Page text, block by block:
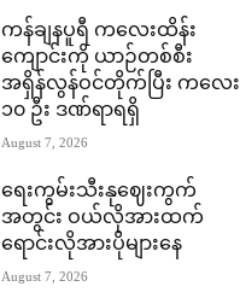
ကန်ချနပူရီ ကလေးထိန်း
ကျောင်းကို ယာဉ်တစ်စီး
အရှိန်လွန်ဝင်တိုက်ပြီး ကလေး
၁၀ ဦး ဒဏ်ရာရရှိ
August 7, 2026
ရေးကွမ်းသီးနုဈေးကွက်
အတွင်း ဝယ်လိုအားထက်
ရောင်းလိုအားပိုများနေ
August 7, 2026